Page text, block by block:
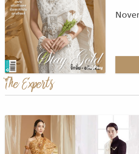
The Experts